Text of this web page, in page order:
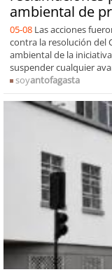
ambiental de
05-08 Las acciones
contra la resolución del
ambiental de la
suspender cualquier
soyantofagasta